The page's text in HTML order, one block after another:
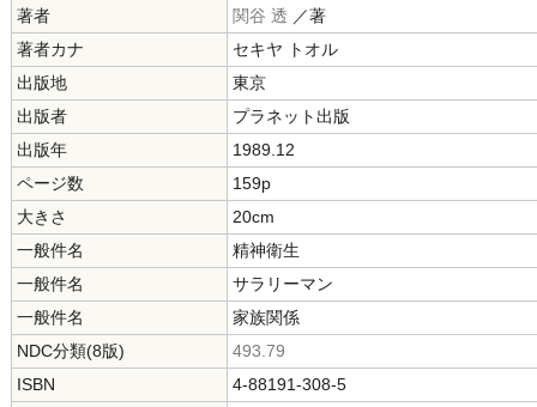
著者
関谷 透 ／著
著者カナ
セキヤ トオル
出版地
東京
出版者
プラネット出版
出版年
1989.12
ページ数
159p
大きさ
20cm
一般件名
精神衛生
一般件名
サラリーマン
一般件名
家族関係
NDC分類(8版)
493.79
ISBN
4-88191-308-5